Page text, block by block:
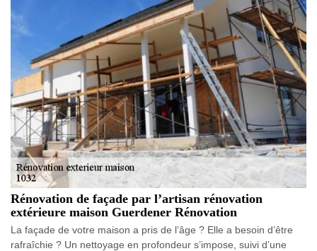
Rénovation de façade par l’artisan rénovation
extérieure maison Guerdener Rénovation
La façade de votre maison a pris de l’âge ? Elle a besoin d’être
rafraîchie ? Un nettoyage en profondeur s’impose, suivi d’une